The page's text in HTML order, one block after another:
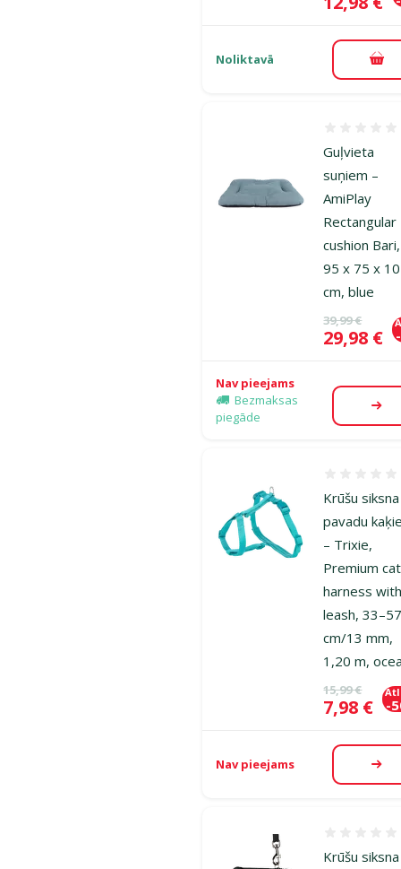
Noliktavā
Guļvieta
suņiem –
AmiPlay
Rectangular
cushion
95 x 75 x 10
cm, blue
Oriģinālā
39,99 €
Cena
29,98 €
Nav pieejams
Bezmaksas
piegāde
Krūšu
pavadu
– Trixie,
Premium cat
harness
leash,
cm/13 mm,
1,20 m,
Oriģinālā
15,99 €
Cena
7,98 € -
Nav pieejams
Krūšu siksna